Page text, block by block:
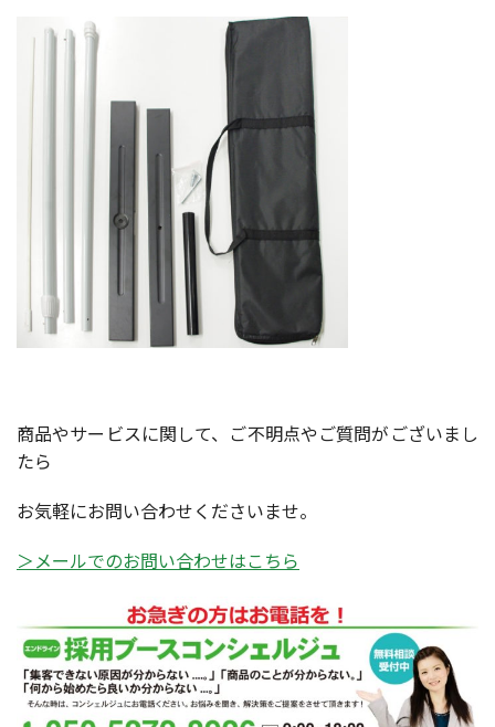
商品やサービスに関して、ご不明点やご質問がございまし
たら
お気軽にお問い合わせくださいませ。
＞メールでのお問い合わせはこちら